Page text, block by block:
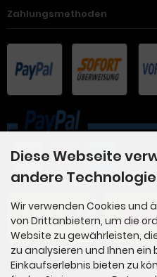
Zahlungsmethoden
Diese Webseite
andere
Wir verwenden Cookies und
von Drittanbietern, um die
Website zu gewährleisten,
zu analysieren und Ihnen
Einkaufserlebnis bieten zu